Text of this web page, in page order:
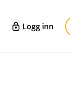
Logg inn